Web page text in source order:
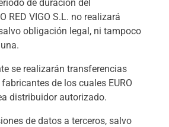
de duración del
RED VIGO S.L. no realizará
obligación legal, ni tampoco
se realizarán transferencias
de los cuales EURO
distribuidor autorizado.
de datos a terceros, salvo